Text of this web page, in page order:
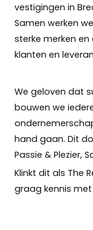
vestigingen in
Samen werken
sterke merken
klanten en
We geloven dat
bouwen we
hand gaan. Dit
Passie & Plezier,
Klinkt dit als The
graag kennis met